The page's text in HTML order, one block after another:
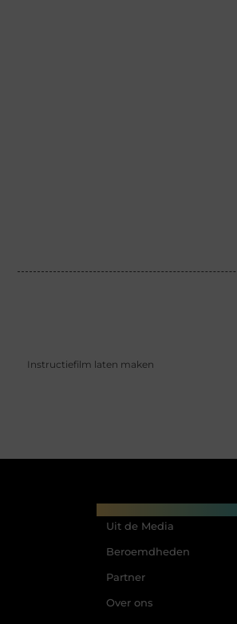
Instructiefilm laten maken
Uit de Media
Beroemdheden
Partner
Over ons